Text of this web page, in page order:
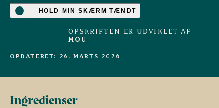
HOLD MIN SKÆRM TÆNDT
OPSKRIFTEN ER UDVIKLET AF
MOU
OPDATERET: 26. MARTS 2026
Ingredienser